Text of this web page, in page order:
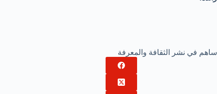
ساهم في نشر الثقافة والمعرفة